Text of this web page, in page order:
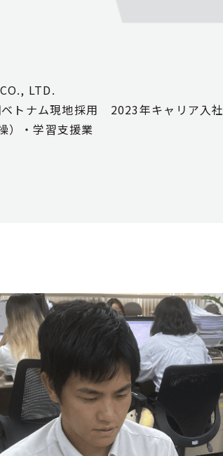
LTD.
トナム現地採用 2023年キャリア入社
）・学習支援業